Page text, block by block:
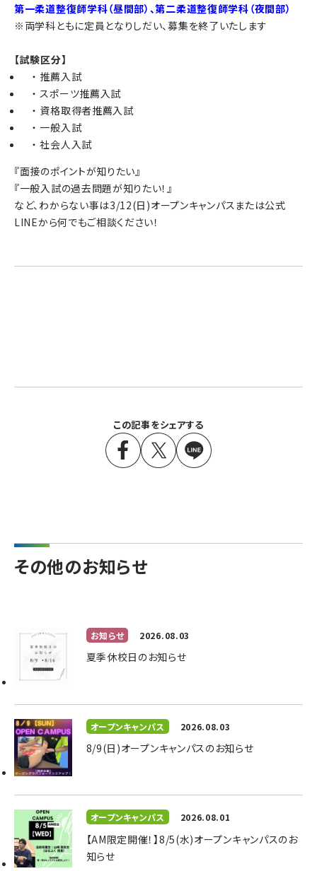
この記事をシェアする
第一柔道整復師学科（昼間部）、第二柔道整復師学科（夜間部）
※両学科ともに定員となりしだい、募集を終了いたします
【試験区分】
推薦入試
スポーツ推薦入試
資格取得者推薦入試
一般入試
社会人入試
『面接のポイントが知りたい』
『一般入試の過去問題が知りたい！』
など、わからない事は3/12(日)オープンキャンパスまたは公式
LINEから何でもご相談ください！
その他のお知らせ
お知らせ 2026.08.03
夏季休校日のお知らせ
オープンキャンパス 2026.08.03
8/9(日)オープンキャンパスのお知らせ
オープンキャンパス 2026.08.01
【AM限定開催！】8/5(水)オープンキャンパスのお
知らせ